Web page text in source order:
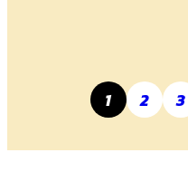
1 2 3